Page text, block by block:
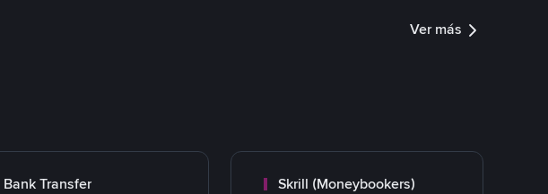
Ver más
Bank Transfer Skrill (Moneybookers)